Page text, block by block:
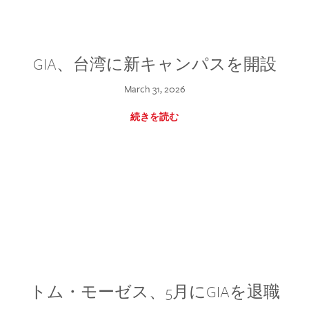
GIA、台湾に新キャンパスを開設
March 31, 2026
続きを読む
トム・モーゼス、5月にGIAを退職